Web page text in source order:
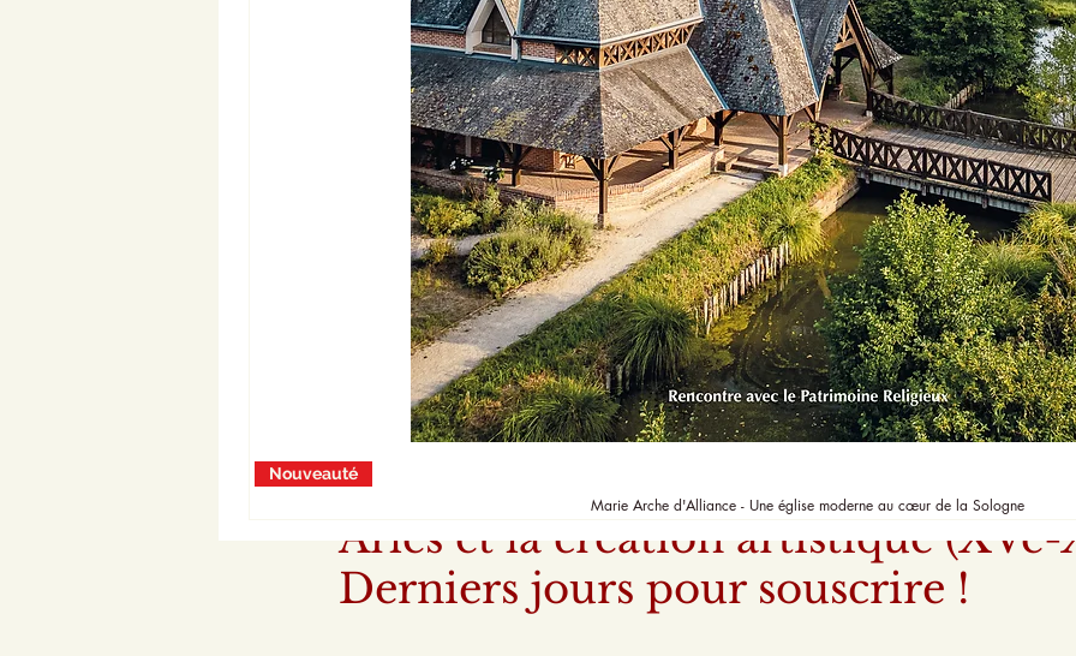
Arles et la création artistique (XVe-
Derniers jours pour souscrire !
Nouveauté
Marie Arche d'Alliance - Une église moderne au cœur de la Sologne